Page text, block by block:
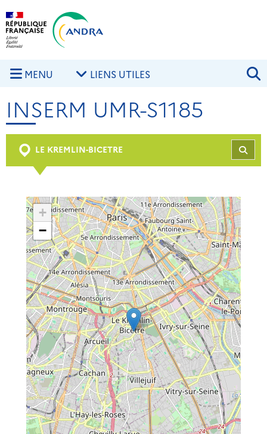
Aller au contenu principal
MENU LIENS UTILES
INSERM UMR-S1185
LE KREMLIN-BICETRE
+
−